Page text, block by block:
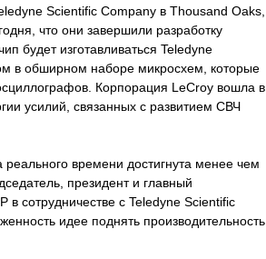
Scientific Company в Thousand Oaks,
что они завершили разработку
будет изготавливаться Teledyne
в обширном наборе микросхем, которые
Корпорация LeCroy вошла в
усилий, связанных с развитием СВЧ
времени достигнута менее чем
президент и главный
в сотрудничестве с Teledyne Scientific
идее поднять производительность